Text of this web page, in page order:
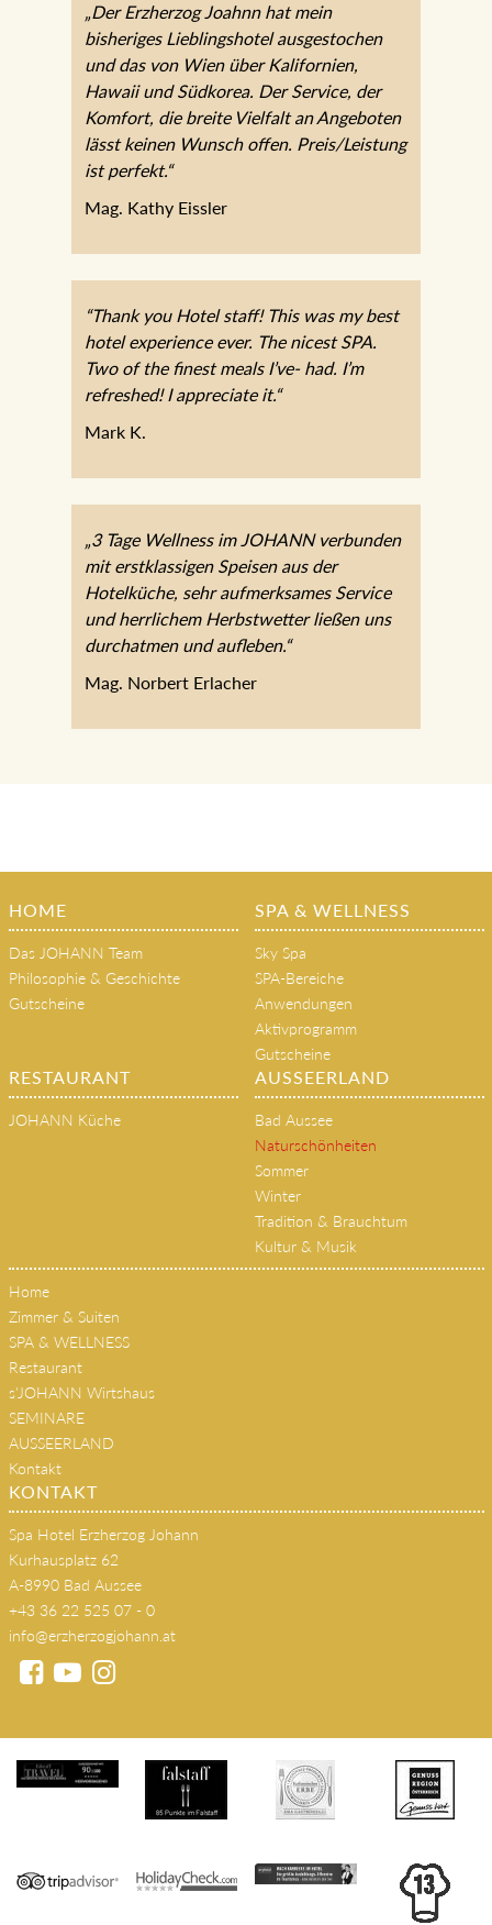
„Der Erzherzog Joahnn hat mein
bisheriges Lieblingshotel ausgestochen
und das von Wien über Kalifornien,
Hawaii und Südkorea. Der Service, der
Komfort, die breite Vielfalt an Angeboten
lässt keinen Wunsch offen. Preis/Leistung
ist perfekt.“
Mag. Kathy Eissler
“Thank you Hotel staff! This was my best
hotel experience ever. The nicest SPA.
Two of the finest meals I’ve- had. I’m
refreshed! I appreciate it.“
Mark K.
„3 Tage Wellness im JOHANN verbunden
mit erstklassigen Speisen aus der
Hotelküche, sehr aufmerksames Service
und herrlichem Herbstwetter ließen uns
durchatmen und aufleben.“
Mag. Norbert Erlacher
HOME
Das JOHANN Team
Philosophie & Geschichte
Gutscheine
SPA & WELLNESS
Sky Spa
SPA-Bereiche
Anwendungen
Aktivprogramm
Gutscheine
RESTAURANT
JOHANN Küche
AUSSEERLAND
Bad Aussee
Naturschönheiten
Sommer
Winter
Tradition & Brauchtum
Kultur & Musik
Home
Zimmer & Suiten
SPA & WELLNESS
Restaurant
s'JOHANN Wirtshaus
SEMINARE
AUSSEERLAND
Kontakt
KONTAKT
Spa Hotel Erzherzog Johann
Kurhausplatz 62
A-8990 Bad Aussee
+43 36 22 525 07 - 0
info@erzherzogjohann.at